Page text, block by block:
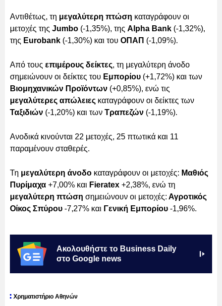
Αντιθέτως, τη μεγαλύτερη πτώση καταγράφουν οι
μετοχές της Jumbo (-1,35%), της Alpha Bank (-1,32%),
της Eurobank (-1,30%) και του ΟΠΑΠ (-1,09%).
Από τους επιμέρους δείκτες, τη μεγαλύτερη άνοδο
σημειώνουν οι δείκτες του Εμπορίου (+1,72%) και των
Βιομηχανικών Προϊόντων (+0,85%), ενώ τις
μεγαλύτερες απώλειες καταγράφουν οι δείκτες των
Ταξιδιών (-1,20%) και των Τραπεζών (-1,19%).
Ανοδικά κινούνται 22 μετοχές, 25 πτωτικά και 11
παραμένουν σταθερές.
Τη μεγαλύτερη άνοδο καταγράφουν οι μετοχές: Μαθιός
Πυρίμαχα +7,00% και Fieratex +2,38%, ενώ τη
μεγαλύτερη πτώση σημειώνουν οι μετοχές: Αγροτικός
Οίκος Σπύρου -7,27% και Γενική Εμπορίου -1,96%.
Ακολουθήστε το Business Daily
στο Google news
Χρηματιστήριο Αθηνών